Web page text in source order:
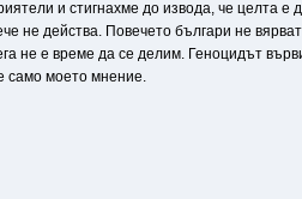
и стигнахме до извода, че целта
не действа. Повечето българи не
не е време да се делим. Геноцидът
само моето мнение.